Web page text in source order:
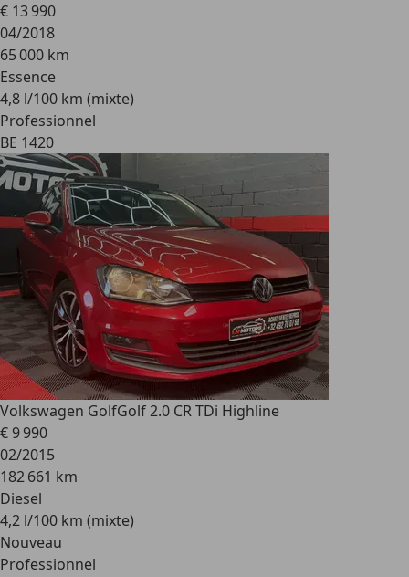
€ 13 990
04/2018
65 000 km
Essence
4,8 l/100 km (mixte)
Professionnel
BE 1420
Volkswagen GolfGolf 2.0 CR TDi Highline
€ 9 990
02/2015
182 661 km
Diesel
4,2 l/100 km (mixte)
Nouveau
Professionnel